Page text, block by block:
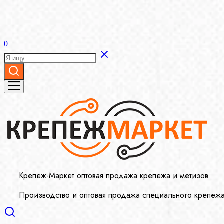
0
Крепеж-Маркет оптовая продажа крепежа и метизов
Производство и оптовая продажа специального